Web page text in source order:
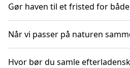
Gør haven til et fristed for
Når vi passer på naturen
Hvor bør du samle